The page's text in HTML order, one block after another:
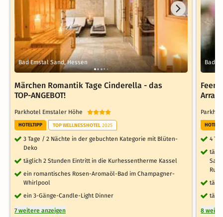
Bad Emstal Sand, Hessen
Märchen Romantik Tage Cinderella - das
TOP-ANGEBOT!
Parkhotel Emstaler Höhe
HOTELTIPP TOP WELLNESSHOTEL 2025
3 Tage / 2 Nächte in der gebuchten Kategorie mit Blüten-
Deko
täglich 2 Stunden Eintritt in die Kurhessentherme Kassel
ein romantisches Rosen-Aromaöl-Bad im Champagner-
Whirlpool
ein 3-Gänge-Candle-Light Dinner
7 weitere anzeigen
Bad
4
8